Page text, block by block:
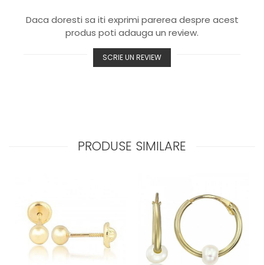
Daca doresti sa iti exprimi parerea despre acest
produs poti adauga un review.
SCRIE UN REVIEW
PRODUSE SIMILARE